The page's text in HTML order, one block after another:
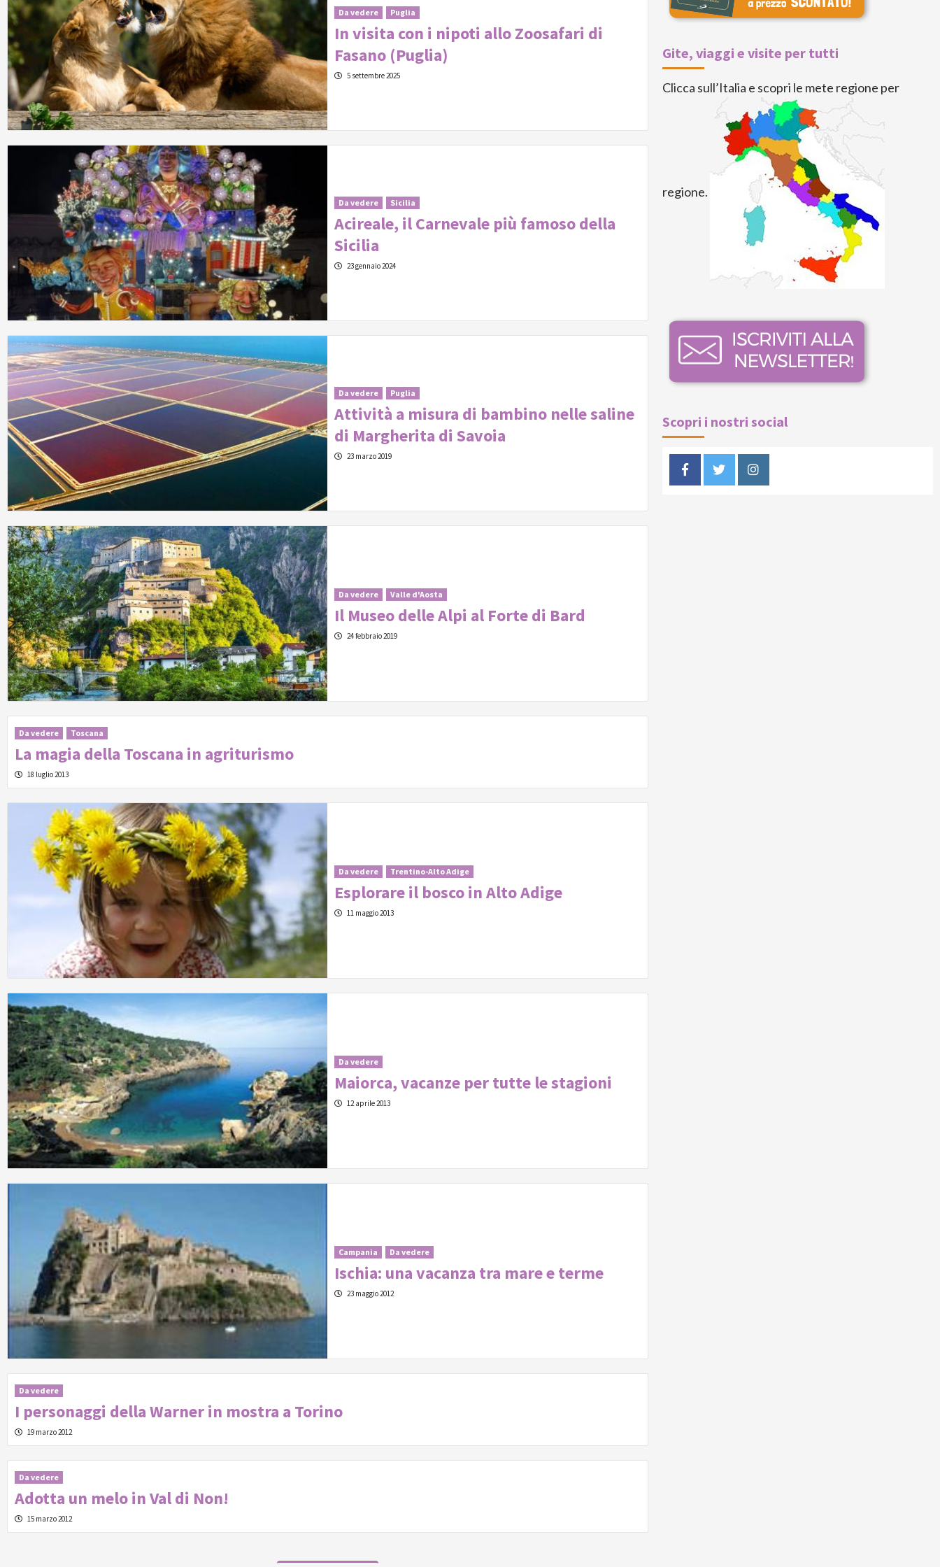
Da vedere Puglia
In visita con i nipoti allo Zoosafari di
Fasano (Puglia)
5 settembre 2025
Da vedere Sicilia
Acireale, il Carnevale più famoso della
Sicilia
23 gennaio 2024
Da vedere Puglia
Attività a misura di bambino nelle saline
di Margherita di Savoia
23 marzo 2019
Da vedere Valle d'Aosta
Il Museo delle Alpi al Forte di Bard
24 febbraio 2019
Da vedere Toscana
La magia della Toscana in agriturismo
18 luglio 2013
Da vedere Trentino-Alto Adige
Esplorare il bosco in Alto Adige
11 maggio 2013
Da vedere
Maiorca, vacanze per tutte le stagioni
12 aprile 2013
Campania Da vedere
Ischia: una vacanza tra mare e terme
23 maggio 2012
Da vedere
I personaggi della Warner in mostra a Torino
19 marzo 2012
Da vedere
Adotta un melo in Val di Non!
15 marzo 2012
Gite, viaggi e visite per tutti
Clicca sull’Italia e scopri le mete regione per
regione.
Scopri i nostri social
FacebookTwitterInstagram